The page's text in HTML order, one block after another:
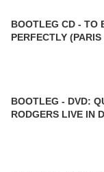
BOOTLEG CD - TO
PERFECTLY
BOOTLEG - DVD:
RODGERS LIVE IN